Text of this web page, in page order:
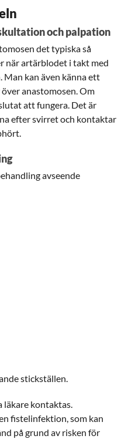
och palpation
det typiska så
när artärblodet i takt med
Man kan även känna ett
anastomosen. Om
att fungera. Det är
efter svirret och kontaktar
avseende
stickställen.
läkare kontaktas.
fistelinfektion, som kan
på grund av risken för